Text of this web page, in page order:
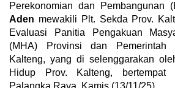
Perekonomian dan Pembangunan
Aden mewakili Plt. Sekda Prov.
Evaluasi Panitia Pengakuan
(MHA) Provinsi dan Pemerintah
Kalteng, yang di selenggarakan
Hidup Prov. Kalteng, bertempat